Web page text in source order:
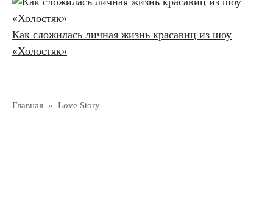
Как сложилась личная жизнь красавиц из шоу
«Холостяк»
Главная » Love Story